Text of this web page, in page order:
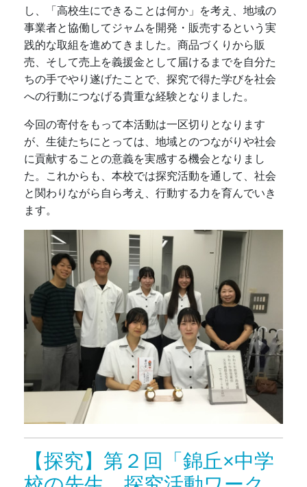
し、「高校生にできることは何か」を考え、地域の
事業者と協働してジャムを開発・販売するという実
践的な取組を進めてきました。商品づくりから販
売、そして売上を義援金として届けるまでを自分た
ちの手でやり遂げたことで、探究で得た学びを社会
への行動につなげる貴重な経験となりました。
今回の寄付をもって本活動は一区切りとなります
が、生徒たちにとっては、地域とのつながりや社会
に貢献することの意義を実感する機会となりまし
た。これからも、本校では探究活動を通して、社会
と関わりながら自ら考え、行動する力を育んでいき
ます。
【探究】第２回「錦丘×中学